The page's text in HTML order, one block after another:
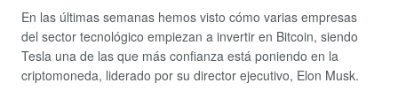
En las últimas semanas hemos visto cómo varias empresas
del sector tecnológico empiezan a invertir en Bitcoin, siendo
Tesla una de las que más confianza está poniendo en la
criptomoneda, liderado por su director ejecutivo, Elon Musk.